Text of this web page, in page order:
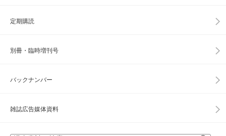
定期購読
別冊・臨時増刊号
バックナンバー
雑誌広告媒体資料